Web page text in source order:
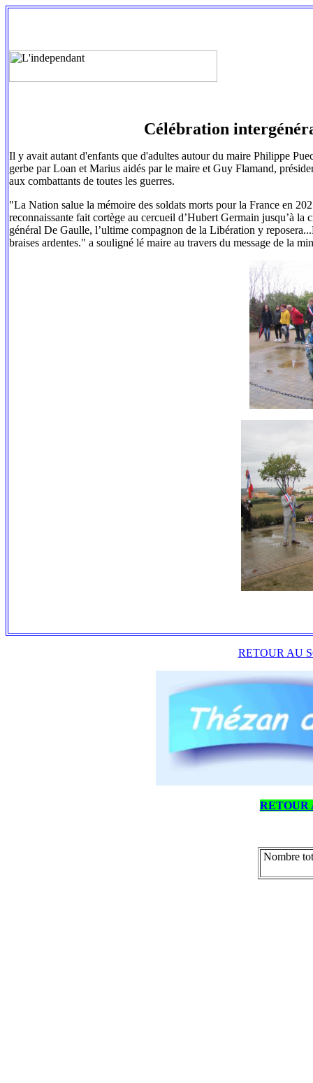
Célébration
Il y avait autant d'enfants que d'adultes autour du maire Philippe
gerbe par Loan et Marius aidés par le maire et Guy Flamand,
aux combattants de toutes les guerres.
"La Nation salue la mémoire des soldats morts pour la France en
reconnaissante fait cortège au cercueil d’Hubert Germain jusqu’à
général De Gaulle, l’ultime compagnon de la Libération y
braises ardentes." a souligné lé maire au travers du message de la
RETOUR AU
RETOUR
Nombre